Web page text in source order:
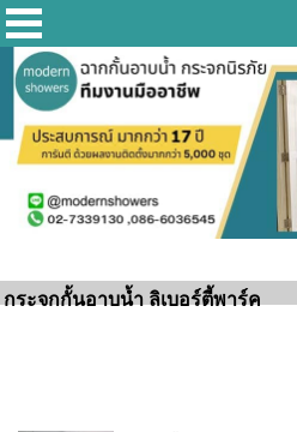
กระจกกั้นอาบน้ำ ลิเบอร์ตี้พาร์ค